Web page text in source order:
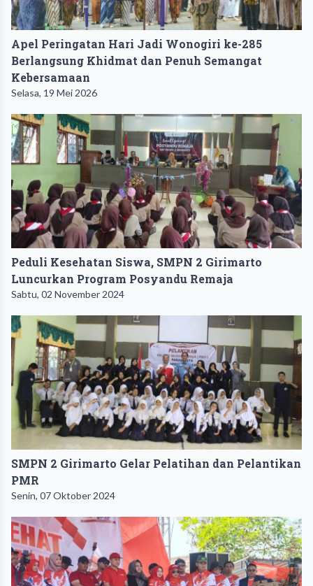
Apel Peringatan Hari Jadi Wonogiri ke-285
Berlangsung Khidmat dan Penuh Semangat
Kebersamaan
Selasa, 19 Mei 2026
Peduli Kesehatan Siswa, SMPN 2 Girimarto
Luncurkan Program Posyandu Remaja
Sabtu, 02 November 2024
SMPN 2 Girimarto Gelar Pelatihan dan Pelantikan
PMR
Senin, 07 Oktober 2024